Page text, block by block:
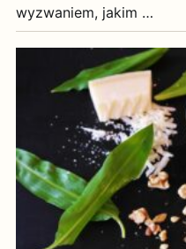
wyzwaniem, jakim …